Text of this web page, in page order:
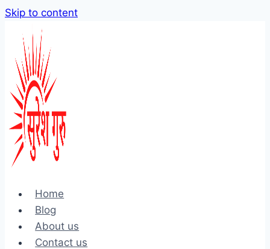
Skip to content
Home
Blog
About us
Contact us